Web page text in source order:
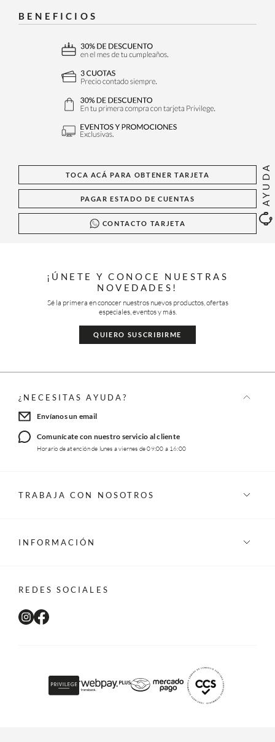
AYUDA
BENEFICIOS
TOCA ACÁ PARA OBTENER TARJETA
PAGAR ESTADO DE CUENTAS
CONTACTO TARJETA
¡ÚNETE Y CONOCE NUESTRAS
NOVEDADES!
Sé la primera en conocer nuestros nuevos productos, ofertas
especiales, eventos y más.
QUIERO SUSCRIBIRME
¿NECESITAS AYUDA?
Envíanos un email
Comunícate con nuestro servicio al cliente
Horario de atención de lunes a viernes de 09:00 a 16:00
TRABAJA CON NOSOTROS
INFORMACIÓN
REDES SOCIALES